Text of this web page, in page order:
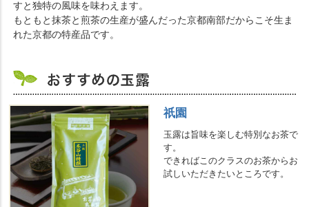
すと独特の風味を味わえます。
もともと抹茶と煎茶の生産が盛んだった京都南部だからこそ生ま
れた京都の特産品です。
祇園
玉露は旨味を楽しむ特別なお茶で
す。
できればこのクラスのお茶からお
試しいただきたいところです。